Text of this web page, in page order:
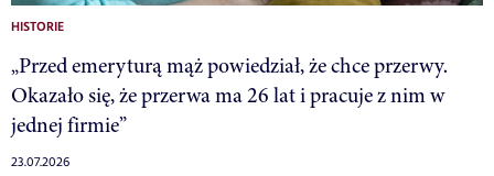
HISTORIE
„Przed emeryturą mąż powiedział, że chce przerwy.
Okazało się, że przerwa ma 26 lat i pracuje z nim w
jednej firmie”
23.07.2026